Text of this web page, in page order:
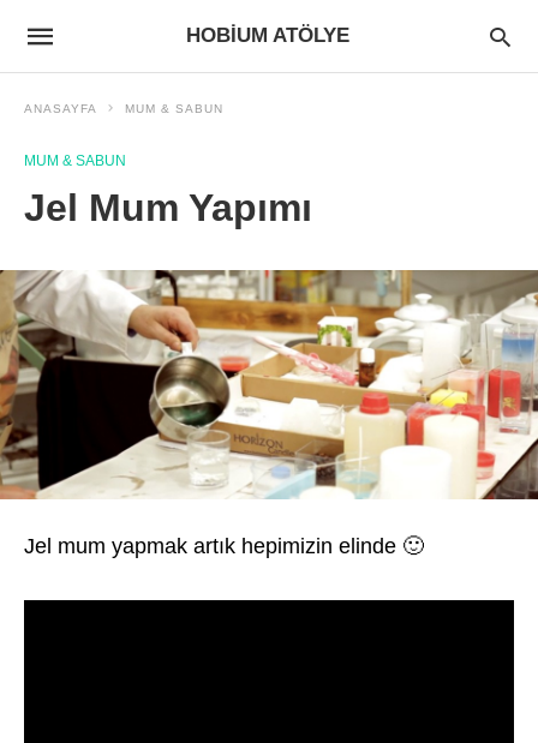
HOBIUM ATÖLYE
ANASAYFA MUM & SABUN
MUM & SABUN
Jel Mum Yapımı
Jel mum yapmak artık hepimizin elinde 🙂